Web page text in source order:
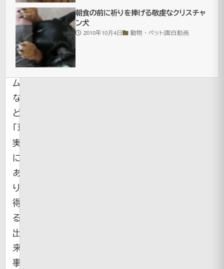
国。
XBOX360
の
ゲ
ー
ム
な
ど
「現
実
に
あ
り
得
る
出
来
事」
朝食の前に祈りを捧げる敬虔なクリスチャ
ン犬
2010年10月4日 動物・ペット|面白動画